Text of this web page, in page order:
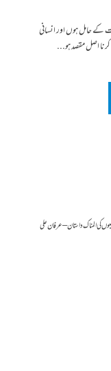
کے حامل ہوں اور انسانی
کرنا اصل مقصد ہو...
کی المناک داستان – عرفان علی